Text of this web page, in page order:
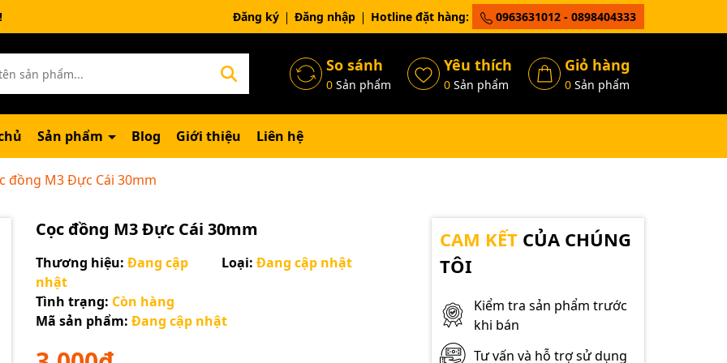
chờ đợi bạn Đăng ký Đăng nhập Hotline đặt hàng: 0963631012 - 0898404333
So sánh
0Sản phẩm
Yêu thích
0Sản phẩm
Giỏ hàng
0Sản phẩm
Sản phẩm Blog Giới thiệu Liên hệ
đồng M3 Đực Cái 30mm
Cọc đồng M3 Đực Cái 30mm
Thương hiệu: Đang cập
nhật
Loại: Đang cập nhật
Tình trạng: Còn hàng
Mã sản phẩm: Đang cập nhật
CAM KẾTCỦA CHÚNG
TÔI
Kiểm tra sản phẩm trước
khi bán
Tư vấn và hỗ trợ sử dụng